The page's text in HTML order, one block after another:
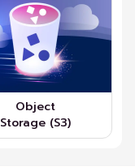
Object
Storage (S3)